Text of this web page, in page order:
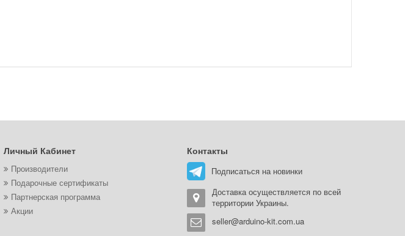
Личный Кабинет
Производители
Подарочные сертификаты
Партнерская программа
Акции
Контакты
Подписаться на новинки
Доставка осуществляется по всей
территории Украины.
seller@arduino-kit.com.ua